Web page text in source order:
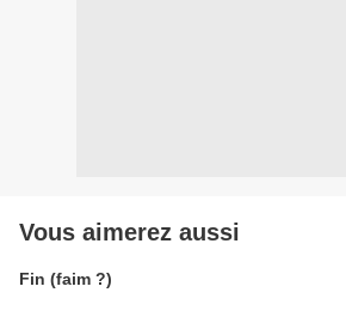
Vous aimerez aussi
Fin (faim ?)